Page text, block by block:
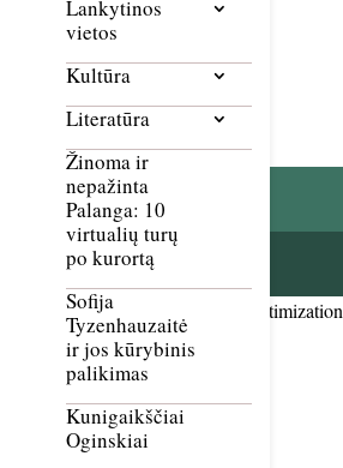
Lankytinos
vietos
Kultūra
Literatūra
Žinoma ir
nepažinta
Palanga: 10
virtualių turų
po kurortą
Sofija
Tyzenhauzaitė
ir jos kūrybinis
palikimas
Kunigaikščiai
Oginskiai
Smush Image Compression and Optimization